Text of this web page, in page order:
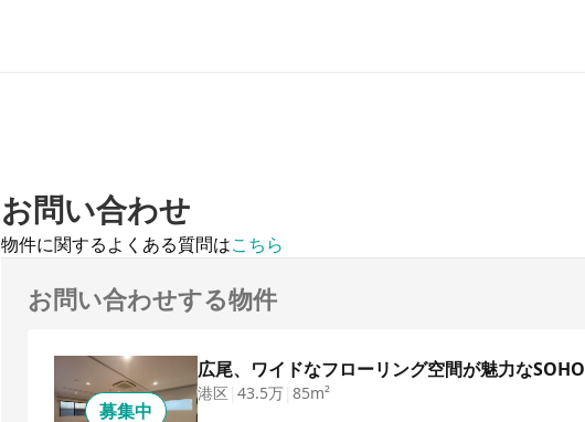
お問い合わせ
物件に関するよくある質問はこちら
お問い合わせする物件
募集中
広尾、ワイドなフローリング空間が魅力なSOHO
港区 43.5万 85m²